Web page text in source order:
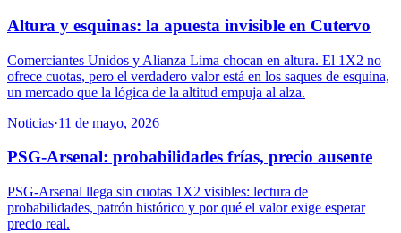
Altura y esquinas: la apuesta invisible en Cutervo
Comerciantes Unidos y Alianza Lima chocan en altura. El 1X2 no
ofrece cuotas, pero el verdadero valor está en los saques de esquina,
un mercado que la lógica de la altitud empuja al alza.
Noticias·11 de mayo, 2026
PSG-Arsenal: probabilidades frías, precio ausente
PSG-Arsenal llega sin cuotas 1X2 visibles: lectura de
probabilidades, patrón histórico y por qué el valor exige esperar
precio real.